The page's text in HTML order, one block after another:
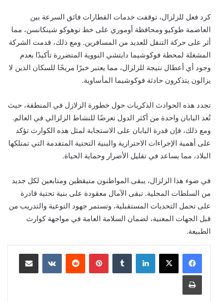
كرد فعل للزلزال، توقفت خدمات القطارات فائق السرعة بين
العاصمة طوكيو ومحافظة أوموري على خط توهوكو شينكانسن، مما
أثر على حركة التنقل للعديد من المسافرين. ومع ذلك، قدمت الشركة
المشغلة لمحطة فوكوشيما دايتشي النووية المتضررة تأكيدًا بعدم
وجود أي أعطال نتيجة للزلزال، مما يعتبر خبرًا مريحًا للسكان الذين لا
يزالون يتذكرون حادثة فوكوشيما المأساوية.
تجدد هذه الحوادث الذكريات حول خطورة الزلازل في المنطقة، حيث
تُعد اليابان واحدة من أكثر الدول تعرضًا للنشاط الزلزالي في العالم.
ومع ذلك، فإن قدرة اليابان على الاستجابة لمثل هذه الكوارث تؤكد
على أهمية الإجراءات الاحترازية والبنية التحتية المتقدمة التي تمتلكها
البلاد، مما يساعد في تقليل الأضرار وحماية الحياة.
في ضوء هذا الزلزال، يبقى المواطنون متيقظين ومتابعين لكل جديد
من السلطات المحلية. تبقى الآمال معقودة على بنية تحتية قادرة
على تحمل التحديات المستقبلية، وتستمر جهود التوعية والتدريب من
قبل الجهات المعنية، لضمان السلامة العامة في مواجهة كوارث
الطبيعة.
لينكدإن بينتيريست مشاركة عبر البريد
طباعة